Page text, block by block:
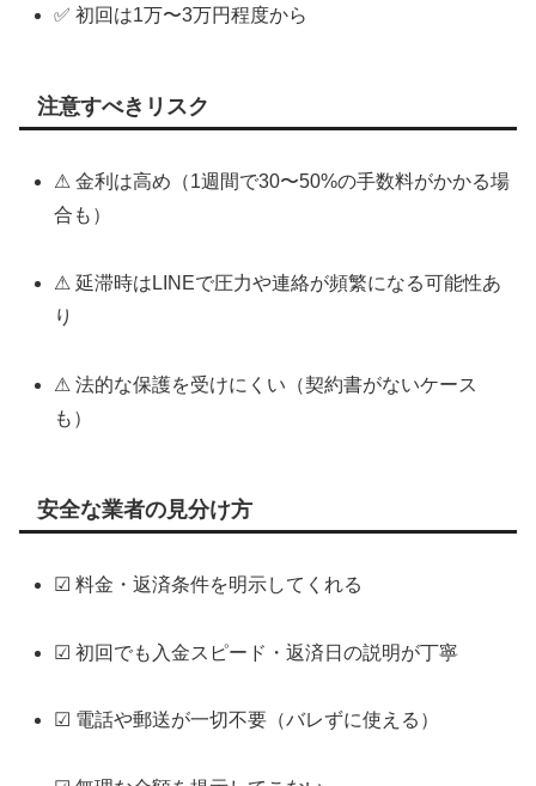
✅ 初回は1万〜3万円程度から
注意すべきリスク
⚠ 金利は高め（1週間で30〜50%の手数料がかかる場
合も）
⚠ 延滞時はLINEで圧力や連絡が頻繁になる可能性あ
り
⚠ 法的な保護を受けにくい（契約書がないケース
も）
安全な業者の見分け方
☑ 料金・返済条件を明示してくれる
☑ 初回でも入金スピード・返済日の説明が丁寧
☑ 電話や郵送が一切不要（バレずに使える）